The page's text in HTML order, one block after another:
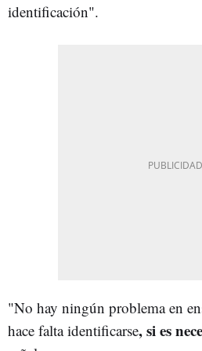
identificación".
"No hay ningún problema en
hace falta identificarse, si es